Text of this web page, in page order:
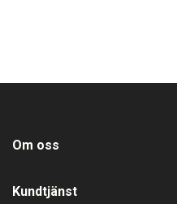
Om oss
Kundtjänst